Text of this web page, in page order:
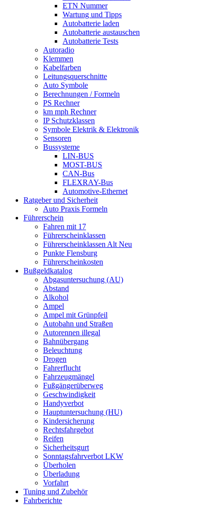
ETN Nummer
Wartung und Tipps
Autobatterie laden
Autobatterie austauschen
Autobatterie Tests
Autoradio
Klemmen
Kabelfarben
Leitungsquerschnitte
Auto Symbole
Berechnungen / Formeln
PS Rechner
km mph Rechner
IP Schutzklassen
Symbole Elektrik & Elektronik
Sensoren
Bussysteme
LIN-BUS
MOST-BUS
CAN-Bus
FLEXRAY-Bus
Automotive-Ethernet
Ratgeber und Sicherheit
Auto Praxis Formeln
Führerschein
Fahren mit 17
Führerscheinklassen
Führerscheinklassen Alt Neu
Punkte Flensburg
Führerscheinkosten
Bußgeldkatalog
Abgasuntersuchung (AU)
Abstand
Alkohol
Ampel
Ampel mit Grünpfeil
Autobahn und Straßen
Autorennen illegal
Bahnübergang
Beleuchtung
Drogen
Fahrerflucht
Fahrzeugmängel
Fußgängerüberweg
Geschwindigkeit
Handyverbot
Hauptuntersuchung (HU)
Kindersicherung
Rechtsfahrgebot
Reifen
Sicherheitsgurt
Sonntagsfahrverbot LKW
Überholen
Überladung
Vorfahrt
Tuning und Zubehör
Fahrberichte